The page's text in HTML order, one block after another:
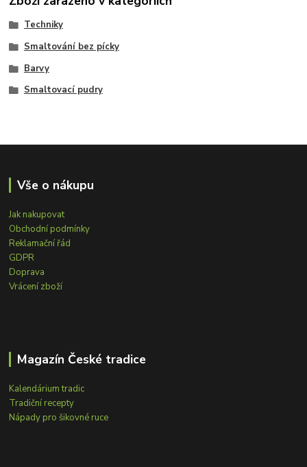
Techniky
Smaltování bez pícky
Barvy
Smaltovací pudry
Vše o nákupu
Jak nakupovat
Obchodní podmínky
Reklamační řád
GDPR
Doprava
Vrácení zboží
Magazín České tradice
Kalendárium tradic
Tradiční recepty
Nápady pro šikovné ruce